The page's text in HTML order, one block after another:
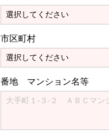
市区町村
番地 マンション名等